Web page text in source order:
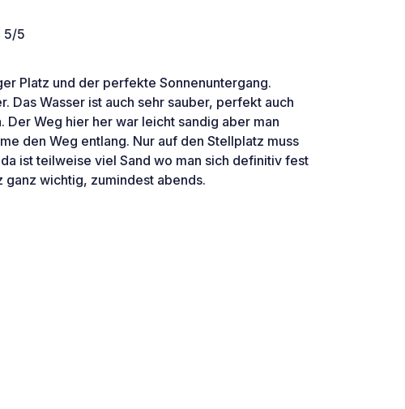
5/5
Platz und der perfekte Sonnenuntergang.
Das Wasser ist auch sehr sauber, perfekt auch
Der Weg hier her war leicht sandig aber man
den Weg entlang. Nur auf den Stellplatz muss
ist teilweise viel Sand wo man sich definitiv fest
ganz wichtig, zumindest abends.